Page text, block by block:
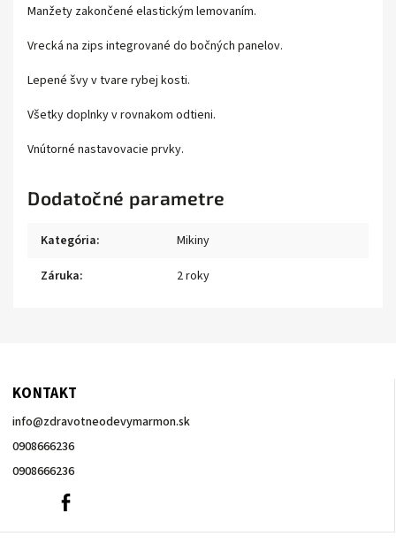
Manžety zakončené elastickým lemovaním.
Vrecká na zips integrované do bočných panelov.
Lepené švy v tvare rybej kosti.
Všetky doplnky v rovnakom odtieni.
Vnútorné nastavovacie prvky.
Dodatočné parametre
Kategória:
Mikiny
Záruka: 2 roky
KONTAKT
info@zdravotneodevymarmon.sk
0908666236
0908666236
0908666236